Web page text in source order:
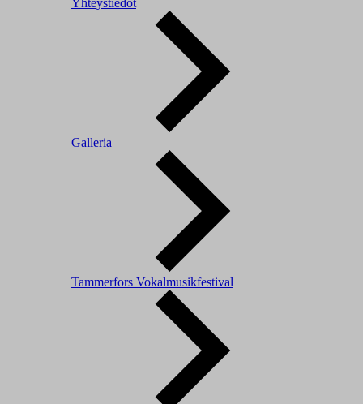
Yhteystiedot
Galleria
Tammerfors Vokalmusikfestival